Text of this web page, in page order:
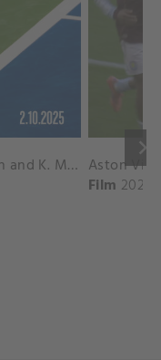
keyboard_arrow_right
A. Krunic and A. Danilina vs. P. Hon and K. Muchova Match Highlights - BEIJING_Capital Group Diamond ( October 02, 2025)
Film 2026